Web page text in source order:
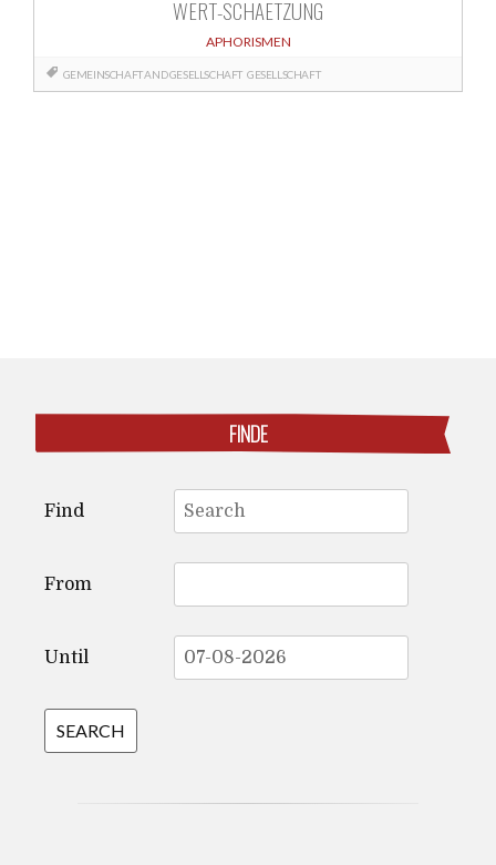
WERT-SCHAETZUNG
APHORISMEN
GEMEINSCHAFT AND GESELLSCHAFT GESELLSCHAFT
FINDE
for:
Find
From
Until